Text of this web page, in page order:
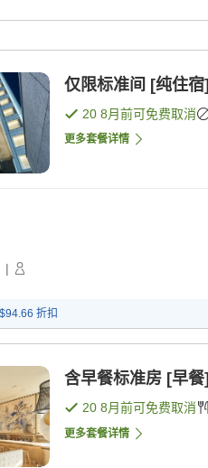
仅限标准间 [纯住宿]
20 8月前可免费取消
更多套餐详情
|
折扣
含早餐标准房 [早餐]
20 8月前可免费取消
更多套餐详情